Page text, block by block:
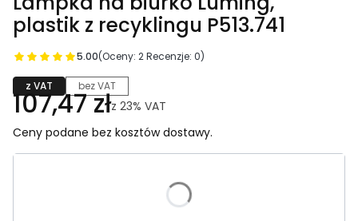
plastik z recyklingu P513.741
5.00(Oceny: 2 Recenzje: 0)
z VAT bez VAT
107,47 złz 23% VAT
Ceny podane bez kosztów dostawy.
Poszczególne warianty mogą różnić się ceną